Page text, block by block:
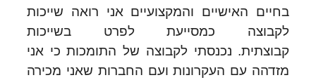
בחיים האישיים והמקצועיים אני רואה שייכות
לקבוצה כמסייעת לפרט בשייכות
קבוצתית. נכנסתי לקבוצה של התומכות כי אני
מזדהה עם העקרונות ועם החברות שאני מכירה